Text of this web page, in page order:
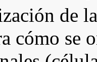
de
cómo se